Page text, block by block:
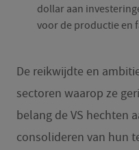
dollar aan
voor de productie en
De reikwijdte en
sectoren waarop ze
belang de VS hechten
consolideren van hun